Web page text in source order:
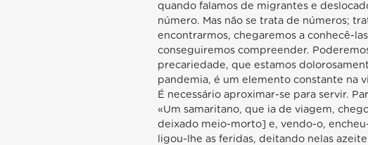
quando falamos de migrantes e
número. Mas não se trata de números;
encontrarmos, chegaremos a conhecê-
conseguiremos compreender.
precariedade, que estamos
pandemia, é um elemento constante na
É necessário aproximar-se para servir.
«Um samaritano, que ia de viagem,
deixado meio-morto] e, vendo-o,
ligou-lhe as feridas, deitando nelas